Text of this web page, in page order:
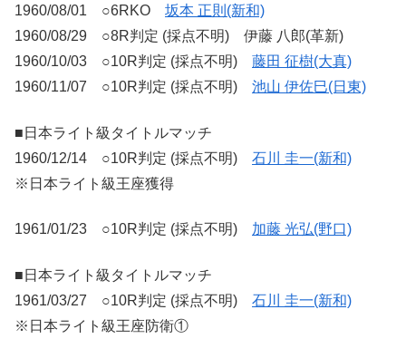
1960/08/01 ○6RKO 坂本 正則(新和)
1960/08/29 ○8R判定 (採点不明) 伊藤 八郎(革新)
1960/10/03 ○10R判定 (採点不明) 藤田 征樹(大真)
1960/11/07 ○10R判定 (採点不明) 池山 伊佐巳(日東)
■日本ライト級タイトルマッチ
1960/12/14 ○10R判定 (採点不明) 石川 圭一(新和)
※日本ライト級王座獲得
1961/01/23 ○10R判定 (採点不明) 加藤 光弘(野口)
■日本ライト級タイトルマッチ
1961/03/27 ○10R判定 (採点不明) 石川 圭一(新和)
※日本ライト級王座防衛①